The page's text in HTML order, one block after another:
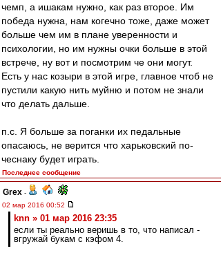
чемп, а ишакам нужно, как раз второе. Им
победа нужна, нам когечно тоже, даже может
больше чем им в плане уверенности и
психологии, но им нужны очки больше в этой
встрече, ну вот и посмотрим че они могут.
Есть у нас козыри в этой игре, главное чтоб не
пустили какую нить муйню и потом не знали
что делать дальше.
п.с. Я больше за поганки их педальные
опасаюсь, не верится что харьковский по-
чеснаку будет играть.
Последнее сообщение
Grex -
02 мар 2016 00:52
knn » 01 мар 2016 23:35
если ты реально веришь в то, что написал -
вгружай букам с кэфом 4.